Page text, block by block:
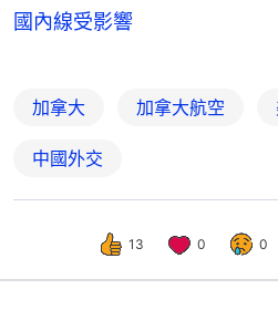
國內線受影響
加拿大 加拿大航空
中國外交
13 0 0